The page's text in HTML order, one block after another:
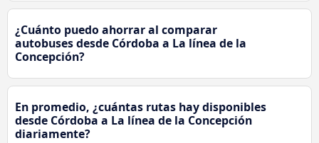
¿Cuánto puedo ahorrar al comparar
autobuses desde Córdoba a La línea de la
Concepción?
En promedio, ¿cuántas rutas hay disponibles
desde Córdoba a La línea de la Concepción
diariamente?